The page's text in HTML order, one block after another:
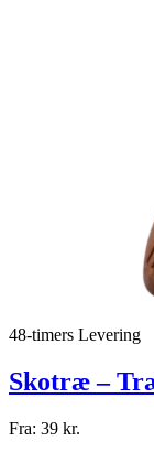
48-timers Levering
Skotræ –
Fra: 39 kr.